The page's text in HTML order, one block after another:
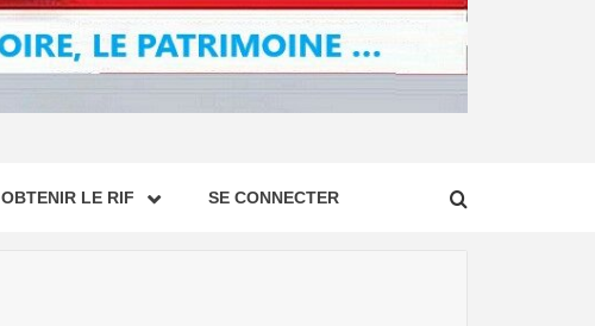
OBTENIR LE RIF SE CONNECTER